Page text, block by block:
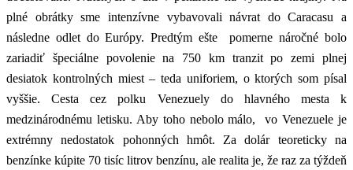
plné obrátky sme intenzívne vybavovali návrat do Caracasu a
následne odlet do Európy. Predtým ešte pomerne náročné bolo
zariadiť špeciálne povolenie na 750 km tranzit po zemi plnej
desiatok kontrolných miest – teda uniforiem, o ktorých som písal
vyššie. Cesta cez polku Venezuely do hlavného mesta k
medzinárodnému letisku. Aby toho nebolo málo, vo Venezuele je
extrémny nedostatok pohonných hmôt. Za dolár teoreticky na
benzínke kúpite 70 tisíc litrov benzínu, ale realita je, že raz za týždeň